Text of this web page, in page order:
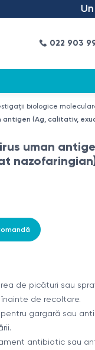
022 903
biologice
antigen (Ag, calitativ,
uman
de picături sau
de recoltare.
gargară sau
antibiotic sau